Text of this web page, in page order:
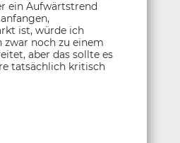
ein Aufwärtstrend
ist, würde ich
zwar noch zu einem
aber das sollte es
tatsächlich kritisch